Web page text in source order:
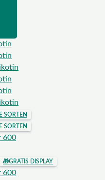
SORTEN
SORTEN
600
🎁GRATIS DISPLAY
600